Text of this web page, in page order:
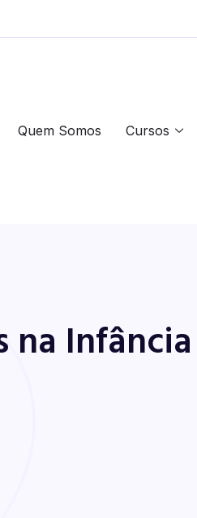
Quem Somos Cursos
na